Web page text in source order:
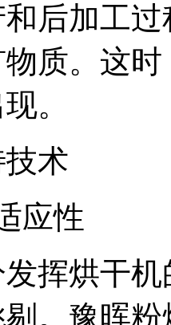
后加工
质。这
。
术
性
烘干机
。豫晖